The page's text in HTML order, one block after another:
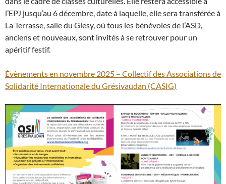
l’EPJ jusqu’au 6 décembre, date à laquelle, elle sera transférée à
La Terrasse, salle du Glesy, où tous les bénévoles de l’ASD,
anciens et nouveaux, sont invités à se retrouver pour un
apéritif festif.
Évènements en novembre 2025 – Collectif des Associations de
Solidarité Internationale du Grésivaudan (CASIG)